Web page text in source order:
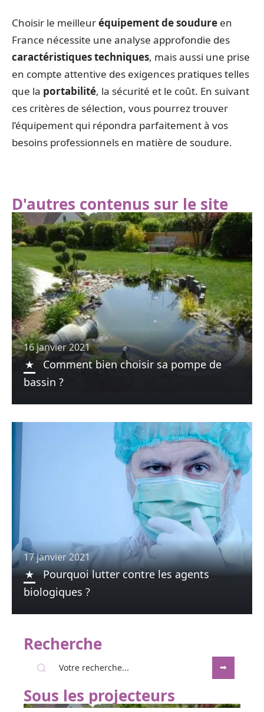
Choisir le meilleuréquipement de soudure en
France nécessite une analyse approfondie des
caractéristiques techniques, mais aussi une prise
en compte attentive des exigences pratiques telles
que la portabilité, la sécurité et le coût. En suivant
ces critères de sélection, vous pourrez trouver
l’équipement qui répondra parfaitement à vos
besoins professionnels en matière de soudure.
D'autres contenus sur le site
16 janvier 2021
Comment bien choisir sa pompe de
bassin ?
17 janvier 2021
Pourquoi lutter contre les agents
biologiques ?
Recherche
Sous les projecteurs